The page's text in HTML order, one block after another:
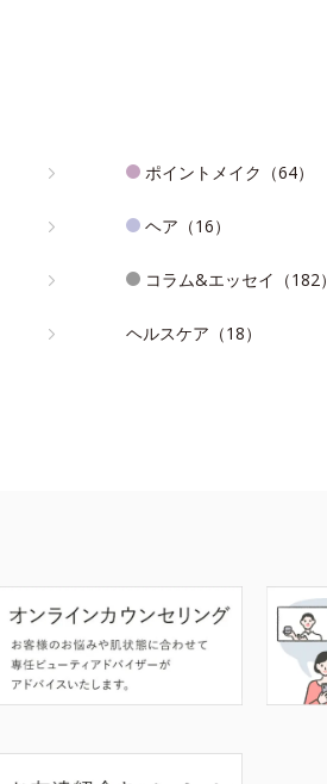
ポイントメイク（64）
ヘア（16）
コラム&エッセイ（182）
ヘルスケア（18）